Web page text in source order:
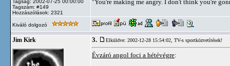
Tagság: 2002-07-25 00:00:00
Tagszám: #149
Hozzászólások: 2321
"You're making me angry. I don't think you're
Kiváló dolgozó
Jim Kirk 3. Elküldve: 2002-12-28 15:54:02, TV-s sportközvetítések!
Évzáró angol foci a hétévégre: